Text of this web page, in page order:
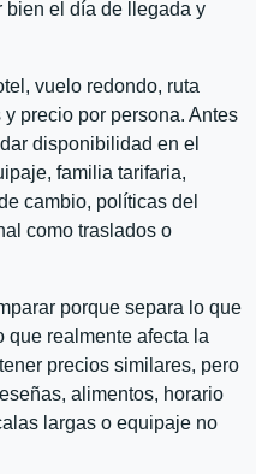
bien el día de llegada y
vuelo redondo, ruta
precio por persona. Antes
disponibilidad en el
familia tarifaria,
cambio, políticas del
como traslados o
porque separa lo que
que realmente afecta la
precios similares, pero
alimentos, horario
largas o equipaje no